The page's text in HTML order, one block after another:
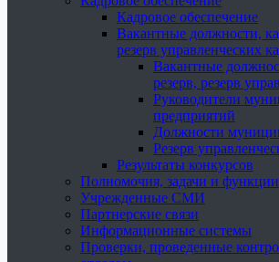
Кадровое обеспечение
Вакантные должности,
резерв управленческих
Вакантные
резерв, резерв
Руководители
предприятий
Должности
Резерв
Результаты конкурсов
Полномочия, задачи и функции
Учрежденные СМИ
Партнерские связи
Информационные системы
Проверки, проведенные